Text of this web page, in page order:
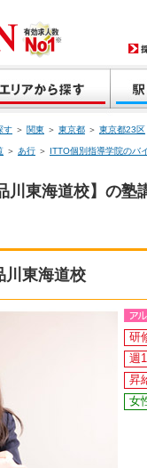
す ＞ 関東 ＞ 東京都 ＞ 東京都23区
＞ あ行 ＞ ITTO個別指導学院のバ
川東海道校】の塾
東海道校
研
週
昇
女